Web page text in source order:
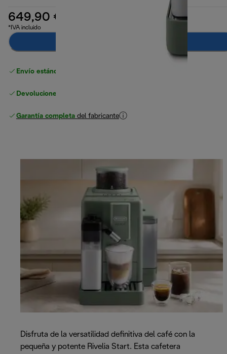
649,90 €
*IVA incluido
Envío estándar gratuito
Devoluciones gratuitas
Garantía completa del fabricante
Disfruta de la versatilidad definitiva del café con la
pequeña y potente Rivelia Start. Esta cafetera